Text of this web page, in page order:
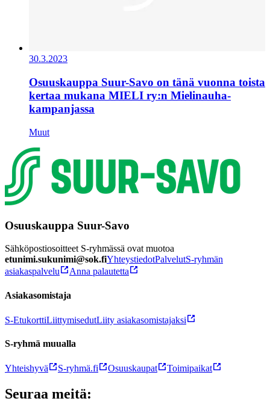
30.3.2023
Osuuskauppa Suur-Savo on tänä vuonna toista
kertaa mukana MIELI ry:n Mielinauha-
kampanjassa
Muut
Osuuskauppa Suur-Savo
Sähköpostiosoitteet S-ryhmässä ovat muotoa
etunimi.sukunimi@sok.fiYhteystiedotPalvelutS-ryhmän
asiakaspalvelu
Anna palautetta
Asiakasomistaja
S-EtukorttiLiittymisedutLiity asiakasomistajaksi
S-ryhmä muualla
Yhteishyvä S-ryhmä.fi Osuuskaupat Toimipaikat
Seuraa meitä: